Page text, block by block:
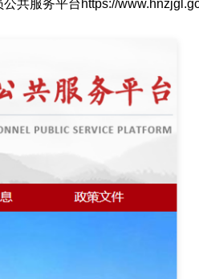
共服务平台https://